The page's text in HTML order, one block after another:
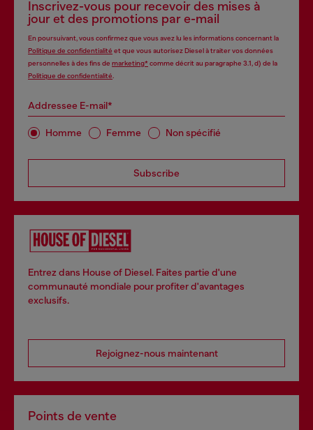
Inscrivez-vous pour recevoir des mises à
jour et des promotions par e-mail
En poursuivant, vous confirmez que vous avez lu les informations concernant la
Politique de confidentialité et que vous autorisez Diesel à traiter vos données
personnelles à des fins de marketing*comme décrit au paragraphe 3.1, d) de la
Politique de confidentialité
Addressee E-mail*
Homme Femme Non spécifié
Subscribe
Entrez dans House of Diesel. Faites partie d'une
communauté mondiale pour profiter d'avantages
exclusifs.
Rejoignez-nous maintenant
Points de vente